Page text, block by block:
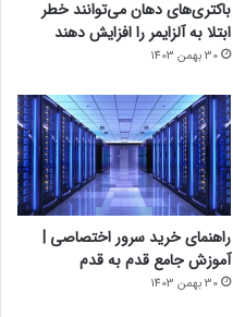
باکتری‌های دهان می‌توانند خطر
ابتلا به آلزایمر را افزایش دهند
30 بهمن 1403
راهنمای خرید سرور اختصاصی |
آموزش جامع قدم به قدم
30 بهمن 1403